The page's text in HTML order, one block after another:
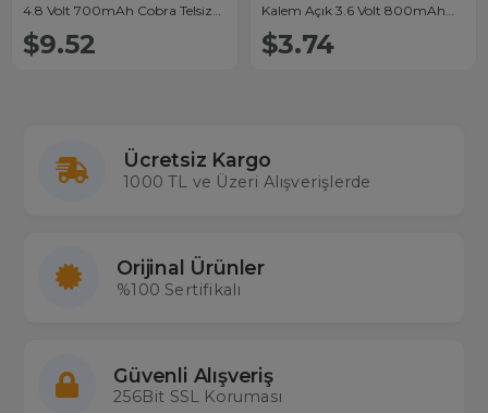
4.8 Volt 700mAh Cobra Telsiz
Pili Şarj Edilebilir Şarjlı 4xAAA
$9.52
Kalem Açık 3.6 Volt 800mAh
Telsiz Telefon Pili
$3.74
Ücretsiz Kargo
1000 TL ve Üzeri Alışverişlerde
Orijinal Ürünler
%100 Sertifikalı
Güvenli Alışveriş
256Bit SSL Koruması